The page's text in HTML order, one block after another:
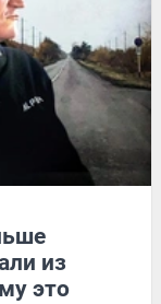
из
это